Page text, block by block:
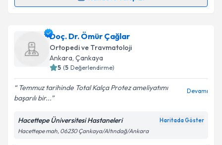
kapsamda işlenmesini kabul ediyorum.
Takvim Talebini Gönder
Randevu Takvimi Talebi
Prof. Dr. Bülent Atillaiçin randevu takvimi talebi
oluşturun. Size bu uzmandan randevu almanız için bir
takvim hazırlandığında e-posta ile bilgilendireceğiz.
Kişisel verilerimin işlenmesine ilişkin
Aydınlatma
Metni'ni okudum ve kişisel verilerimin belirtilen
Doç. Dr. Ömür Çağlar
Ortopedi ve Travmatoloji
Ankara, Çankaya
5 (5 Değerlendirme)
Temmuz tarihinde Total Kalça Protez ameliyatımı
başarılı bir...
Devamı
Hacettepe Üniversitesi Hastaneleri Haritada Göster
Hacettepe mah, 06230 Çankaya/Altındağ/Ankara